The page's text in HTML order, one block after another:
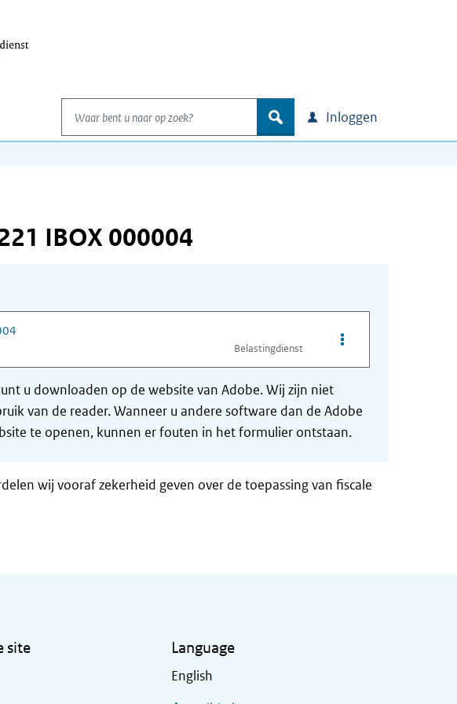
Waar bent u naar op zoek?
zoek Inloggen
IBOX 000004
Belastingdienst
Opties van bestand
u downloaden op de website van Adobe. Wij zijn niet
van de reader. Wanneer u andere software dan de Adobe
te openen, kunnen er fouten in het formulier ontstaan.
wij vooraf zekerheid geven over de toepassing van fiscale
site Language
English